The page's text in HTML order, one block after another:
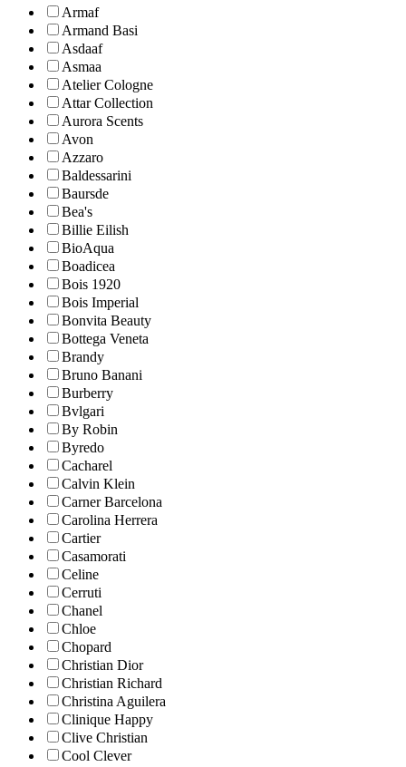
Armaf
Armand Basi
Asdaaf
Asmaa
Atelier Cologne
Attar Collection
Aurora Scents
Avon
Azzaro
Baldessarini
Baursde
Bea's
Billie Eilish
BioAqua
Boadicea
Bois 1920
Bois Imperial
Bonvita Beauty
Bottega Veneta
Brandy
Bruno Banani
Burberry
Bvlgari
By Robin
Byredo
Cacharel
Calvin Klein
Carner Barcelona
Carolina Herrera
Cartier
Casamorati
Celine
Cerruti
Chanel
Chloe
Chopard
Christian Dior
Christian Richard
Christina Aguilera
Clinique Happy
Clive Christian
Cool Clever